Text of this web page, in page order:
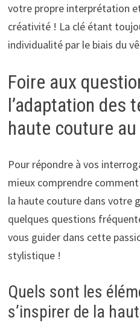
votre propre interprétation
créativité ! La clé étant
individualité par le biais du
Foire aux
l’adaptation des
haute couture
Pour répondre à vos
mieux comprendre
la haute couture dans votre
quelques questions
vous guider dans cette
stylistique !
Quels sont les
s’inspirer de la